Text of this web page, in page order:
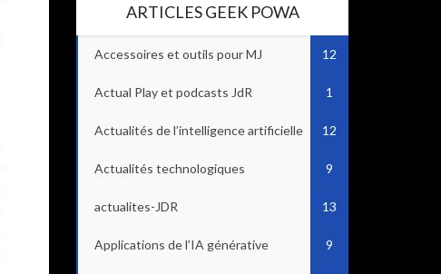
ARTICLES GEEK POWA
Accessoires et outils pour MJ 12
Actual Play et podcasts JdR 1
Actualités de l’intelligence artificielle 12
Actualités technologiques 9
actualites-JDR 13
Applications de l’IA générative 9